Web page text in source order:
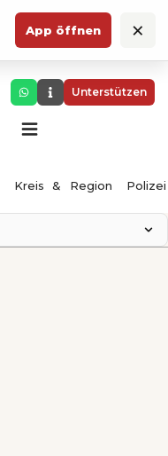
App öffnen ×
Unterstützen
Kreis & Region Polizei